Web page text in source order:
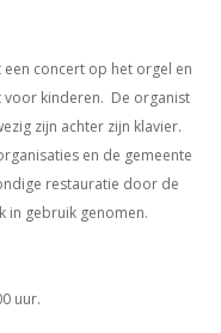
concert op het orgel en
voor kinderen. De organist
zijn achter zijn klavier.
en de gemeente
restauratie door de
in gebruik genomen.
uur.